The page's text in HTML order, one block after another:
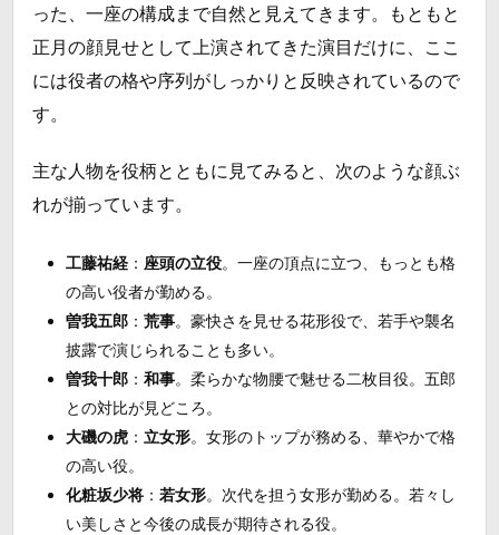
った、一座の構成まで自然と見えてきます。もともと
正月の顔見せとして上演されてきた演目だけに、ここ
には役者の格や序列がしっかりと反映されているので
す。
主な人物を役柄とともに見てみると、次のような顔ぶ
れが揃っています。
工藤祐経 ： 座頭の立役。一座の頂点に立つ、もっとも格
の高い役者が勤める。
曽我五郎 ： 荒事。豪快さを見せる花形役で、若手や襲名
披露で演じられることも多い。
曽我十郎 ： 和事。柔らかな物腰で魅せる二枚目役。五郎
との対比が見どころ。
大磯の虎 ： 立女形。女形のトップが務める、華やかで格
の高い役。
化粧坂少将 ： 若女形。次代を担う女形が勤める。若々し
い美しさと今後の成長が期待される役。